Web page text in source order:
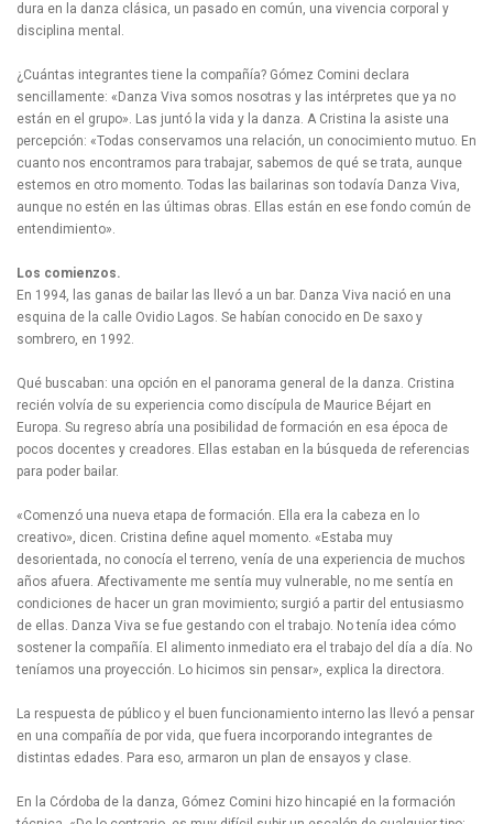
dura en la danza clásica, un pasado en común, una vivencia corporal y
disciplina mental.
¿Cuántas integrantes tiene la compañía? Gómez Comini declara
sencillamente: «Danza Viva somos nosotras y las intérpretes que ya no
están en el grupo». Las juntó la vida y la danza. A Cristina la asiste una
percepción: «Todas conservamos una relación, un conocimiento mutuo. En
cuanto nos encontramos para trabajar, sabemos de qué se trata, aunque
estemos en otro momento. Todas las bailarinas son todavía Danza Viva,
aunque no estén en las últimas obras. Ellas están en ese fondo común de
entendimiento».
Los comienzos.
En 1994, las ganas de bailar las llevó a un bar. Danza Viva nació en una
esquina de la calle Ovidio Lagos. Se habían conocido en De saxo y
sombrero, en 1992.
Qué buscaban: una opción en el panorama general de la danza. Cristina
recién volvía de su experiencia como discípula de Maurice Béjart en
Europa. Su regreso abría una posibilidad de formación en esa época de
pocos docentes y creadores. Ellas estaban en la búsqueda de referencias
para poder bailar.
«Comenzó una nueva etapa de formación. Ella era la cabeza en lo
creativo», dicen. Cristina define aquel momento. «Estaba muy
desorientada, no conocía el terreno, venía de una experiencia de muchos
años afuera. Afectivamente me sentía muy vulnerable, no me sentía en
condiciones de hacer un gran movimiento; surgió a partir del entusiasmo
de ellas. Danza Viva se fue gestando con el trabajo. No tenía idea cómo
sostener la compañía. El alimento inmediato era el trabajo del día a día. No
teníamos una proyección. Lo hicimos sin pensar», explica la directora.
La respuesta de público y el buen funcionamiento interno las llevó a pensar
en una compañía de por vida, que fuera incorporando integrantes de
distintas edades. Para eso, armaron un plan de ensayos y clase.
En la Córdoba de la danza, Gómez Comini hizo hincapié en la formación